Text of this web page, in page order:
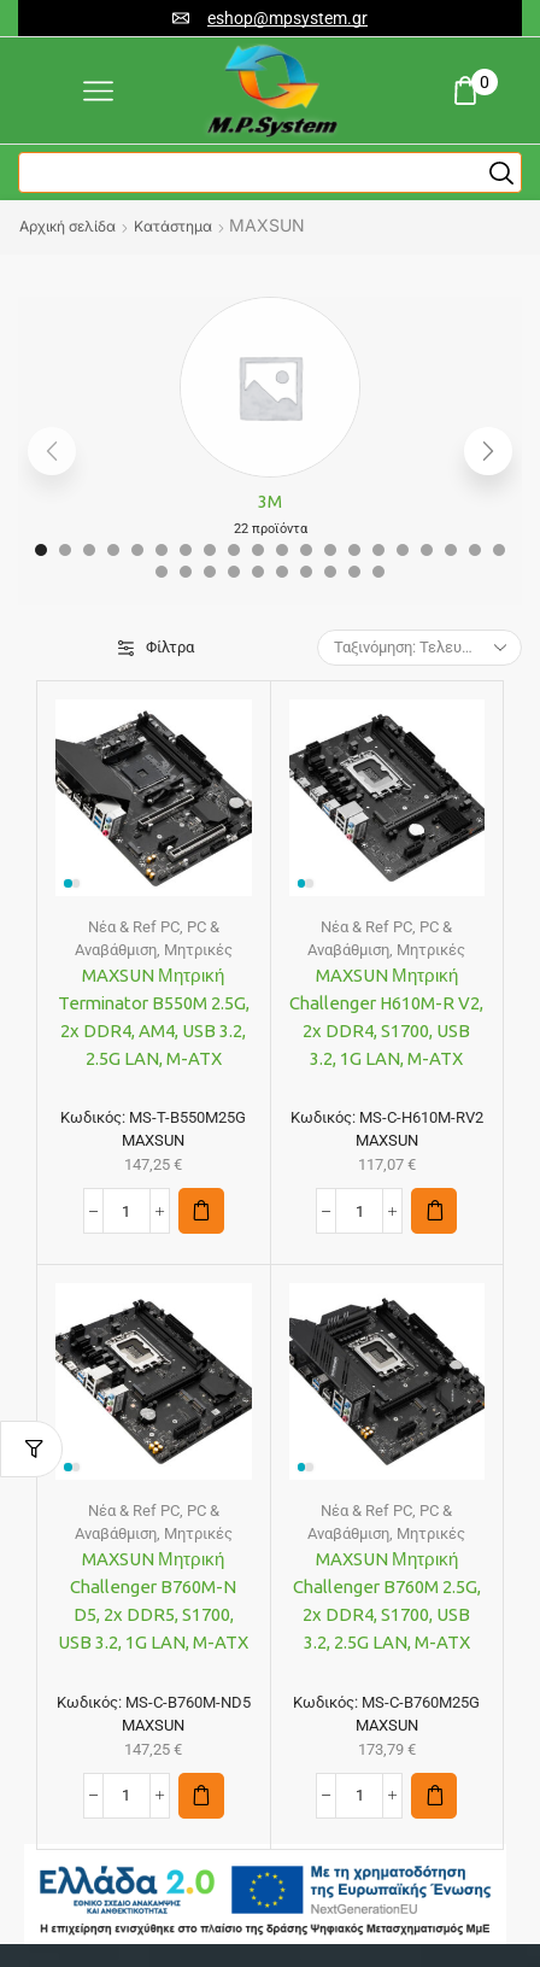
eshop@mpsystem.gr
0
Αρχική σελίδα Κατάστημα MAXSUN
3M
22 προϊόντα
Φίλτρα
Νέα & Ref PC, PC &
Αναβάθμιση, Μητρικές
MAXSUN Μητρική
Terminator B550M 2.5G,
2x DDR4, AM4, USB 3.2,
2.5G LAN, M-ATX
Κωδικός: MS-T-B550M25G
MAXSUN
147,25€
Νέα & Ref PC PC &
Αναβάθμιση Μητρικές
MAXSUN Μητρική
Challenger H610M-R V2,
2x DDR4, S1700, USB
3.2, 1G LAN, M-ATX
Κωδικός: MS-C-H610M-RV2
MAXSUN
117,07 €
Νέα & Ref PC, PC &
Αναβάθμιση, Μητρικές
MAXSUN Μητρική
Challenger B760M-N
D5, 2x DDR5, S1700,
USB 3.2, 1G LAN, M-ATX
Κωδικός: MS-C-B760M-ND5
MAXSUN
147,25€
Νέα & Ref PC PC &
Αναβάθμιση Μητρικές
MAXSUN Μητρική
Challenger B760M 2.5G,
2x DDR4, S1700, USB
3.2, 2.5G LAN, M-ATX
Κωδικός: MS-C-B760M25G
MAXSUN
173,79 €